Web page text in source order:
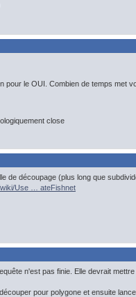
pour le OUI. Combien de temps met
close
de découpage (plus long que
Use … ateFishnet
n'est pas finie. Elle devrait
pour polygone et ensuite